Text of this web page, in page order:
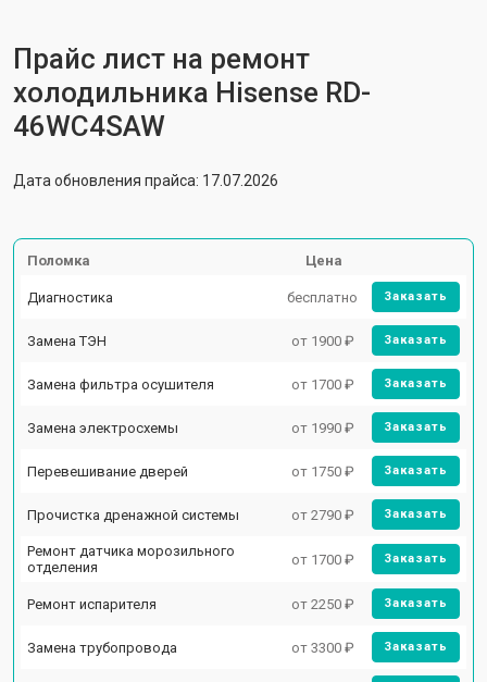
Прайс лист на ремонт
холодильника Hisense RD-
46WC4SAW
Дата обновления прайса: 17.07.2026
Поломка Цена
Диагностика бесплатно Заказать
Замена ТЭН от 1900 ₽ Заказать
Замена фильтра осушителя от 1700 ₽ Заказать
Замена электросхемы от 1990 ₽ Заказать
Перевешивание дверей от 1750 ₽ Заказать
Прочистка дренажной системы от 2790 ₽ Заказать
Ремонт датчика морозильного
отделения
от 1700 ₽ Заказать
Ремонт испарителя от 2250 ₽ Заказать
Замена трубопровода от 3300 ₽ Заказать